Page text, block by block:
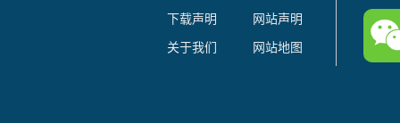
下载声明
网站声明
关于我们
网站地图